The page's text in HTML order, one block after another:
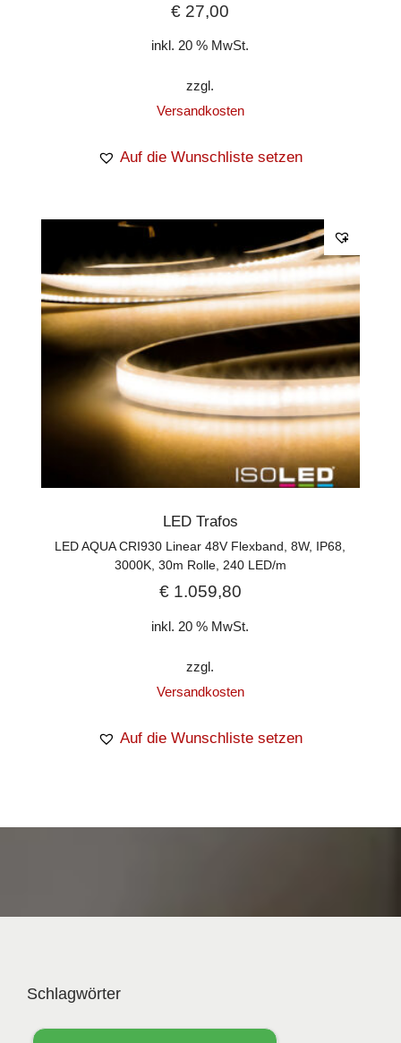
€ 27,00
inkl. 20 % MwSt.
zzgl.
Versandkosten
Auf die Wunschliste setzen
LED Trafos
LED AQUA CRI930 Linear 48V Flexband, 8W, IP68,
3000K, 30m Rolle, 240 LED/m
€1.059,80
inkl. 20 % MwSt.
zzgl.
Versandkosten
Auf die Wunschliste setzen
Schlagwörter